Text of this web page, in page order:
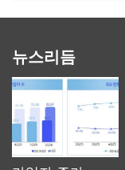
뉴스리듬